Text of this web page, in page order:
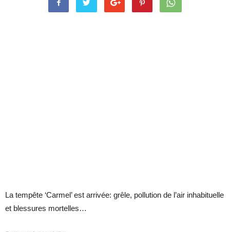
La tempête ‘Carmel’ est arrivée: grêle, pollution de l’air inhabituelle
et blessures mortelles…